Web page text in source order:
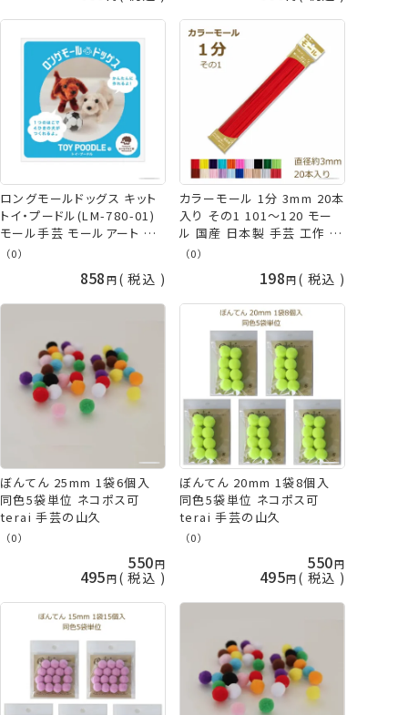
ロングモールドッグス キット
トイ・プードル(LM-780-01)
モール手芸 モールアート 子
ども手芸 創&遊 nsk ネコポ
（0）
858 税込
カラーモール 1分 3mm 20本
入り その1 101～120 モー
ル 国産 日本製 手芸 工作 ネ
コポス可 創＆遊 カラーモー
ー ブルー オレンジ ピンク ホ
ワイト ブラック グリーン ブラ
ウン ベージュ ピンク 赤 黄
色 紫 水色 白 黒 緑 茶色
nsk 手芸の山久
（0）
198 税込
ぼんてん 25mm 1袋6個入
同色5袋単位 ネコポス可
terai 手芸の山久
（0）
550
495 税込
ぼんてん 20mm 1袋8個入
同色5袋単位 ネコポス可
terai 手芸の山久
（0）
550
495 税込